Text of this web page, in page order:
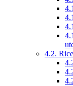
4.2.